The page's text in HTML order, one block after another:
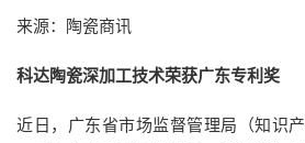
来源：陶瓷商讯
科达陶瓷深加工技术荣获广东专利奖
近日，广东省市场监督管理局（知识